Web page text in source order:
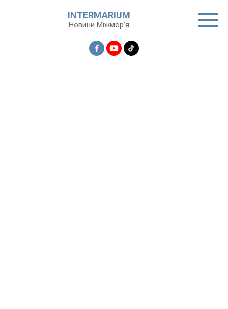
INTERMARIUM
Новини Міжмор'я